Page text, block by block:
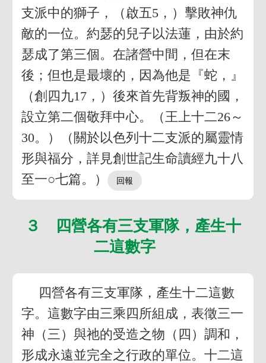
支派中的獅子，（啟五5，）擊敗神仇
敵的一位。約瑟的兒子以法蓮，由於約
瑟成了第三個。在諸營中間，但在末
後；但也是最壞的，因為他是『蛇，』
（創四九17，）後來首先背叛神的國，
設立第二個敬拜中心。（王上十二26～
30。）（關於以色列十二支派的屬靈情
形與福分，詳見創世記生命讀經九十八
至一○七篇。）
３ 四營各有三支軍隊，產生十
二這數字
四營各有三支軍隊，產生十二這數
字。這數字由三乘四所組成，表徵三一
神（三）與祂的受造之物（四）調和，
形成永遠並完全之行政的單位。十二這